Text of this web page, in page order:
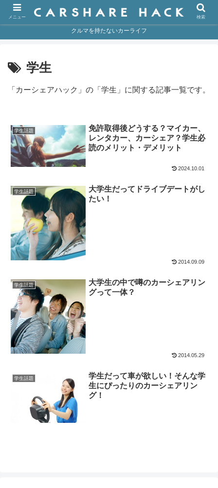
クルマを持たないカーライフ
学生
「カーシェアハック」の「学生」に関する記事一覧です。
学生話題
免許取得後どうする？マイカー、
レンタカー、カーシェア？学生必
読のメリット・デメリット
2024.10.01
学生話題
大学生だってドライブデートがし
たい！
2014.09.09
学生話題
大学生の中で噂のカーシェアリン
グって一体？
2014.05.29
学生話題
学生だって車が欲しい！そんな学
生にぴったりのカーシェアリン
グ！
メニュー 検索